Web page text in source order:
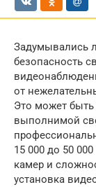
Задумывались
безопасность
от
Это может
выполнимой
15 000 до 50
камер и
установка